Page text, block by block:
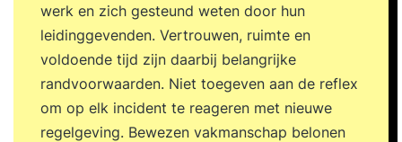
werk en zich gesteund weten door hun
leidinggevenden. Vertrouwen, ruimte en
voldoende tijd zijn daarbij belangrijke
randvoorwaarden. Niet toegeven aan de reflex
om op elk incident te reageren met nieuwe
regelgeving. Bewezen vakmanschap belonen